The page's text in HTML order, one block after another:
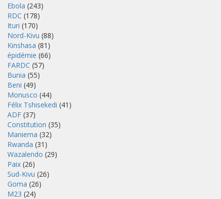
Ebola (243)
RDC (178)
Ituri (170)
Nord-Kivu (88)
Kinshasa (81)
épidémie (66)
FARDC (57)
Bunia (55)
Beni (49)
Monusco (44)
Félix Tshisekedi (41)
ADF (37)
Constitution (35)
Maniema (32)
Rwanda (31)
Wazalendo (29)
Paix (26)
Sud-Kivu (26)
Goma (26)
M23 (24)